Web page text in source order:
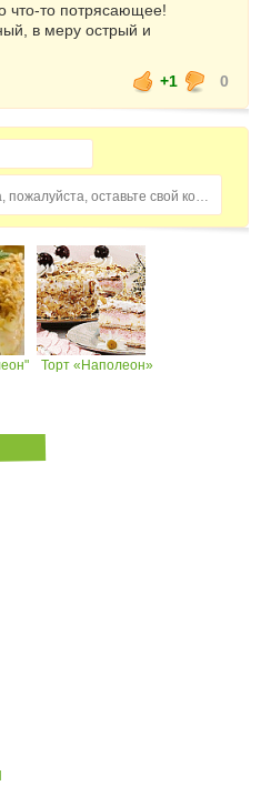
что-то потрясающее!
в меру острый и
+1
0
Домохозяйка, пожалуйста, оставьте свой комментарий...
Торт «Наполеон»